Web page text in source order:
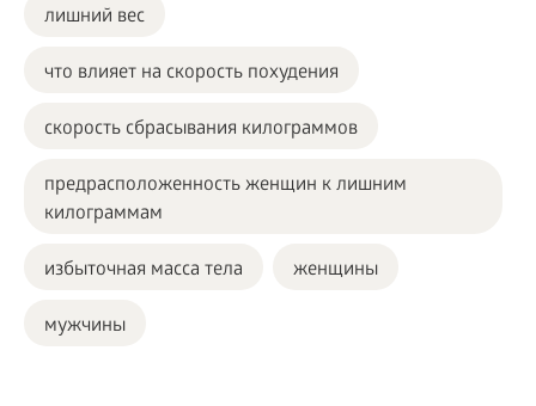
лишний вес
что влияет на скорость похудения
скорость сбрасывания килограммов
предрасположенность женщин к лишним
килограммам
избыточная масса тела женщины
мужчины